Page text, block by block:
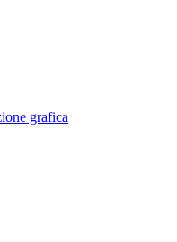
grafica